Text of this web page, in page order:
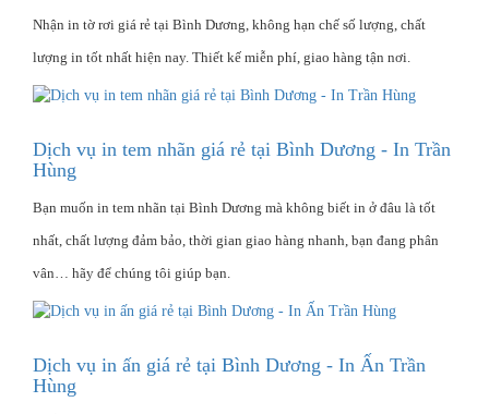
Nhận in tờ rơi giá rẻ tại Bình Dương, không hạn chế số lượng, chất
lượng in tốt nhất hiện nay. Thiết kế miễn phí, giao hàng tận nơi.
Dịch vụ in tem nhãn giá rẻ tại Bình Dương - In Trần
Hùng
Bạn muốn in tem nhãn tại Bình Dương mà không biết in ở đâu là tốt
nhất, chất lượng đảm bảo, thời gian giao hàng nhanh, bạn đang phân
vân… hãy để chúng tôi giúp bạn.
Dịch vụ in ấn giá rẻ tại Bình Dương - In Ấn Trần
Hùng